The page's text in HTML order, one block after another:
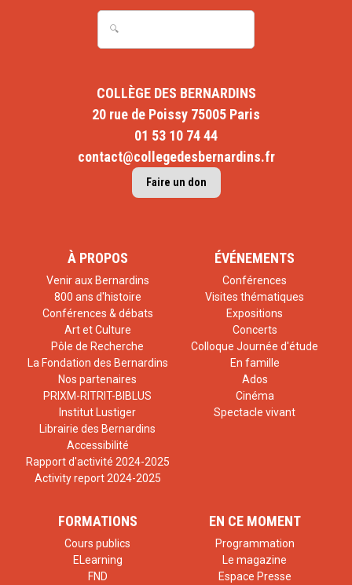
COLLÈGE DES BERNARDINS
20 rue de Poissy 75005 Paris
01 53 10 74 44
contact@collegedesbernardins.fr
Faire un don
À PROPOS
Venir aux Bernardins
800 ans d'histoire
Conférences & débats
Art et Culture
Pôle de Recherche
La Fondation des Bernardins
Nos partenaires
PRIXM-RITRIT-BIBLUS
Institut Lustiger
Librairie des Bernardins
Accessibilité
Rapport d'activité 2024-2025
Activity report 2024-2025
ÉVÉNEMENTS
Conférences
Visites thématiques
Expositions
Concerts
Colloque Journée d'étude
En famille
Ados
Cinéma
Spectacle vivant
FORMATIONS
Cours publics
ELearning
FND
EN CE MOMENT
Programmation
Le magazine
Espace Presse